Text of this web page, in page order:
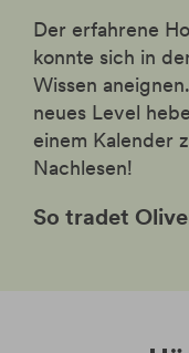
Der erfahrene
konnte sich in
Wissen
neues Level
einem Kalender
Nachlesen!
So tradet